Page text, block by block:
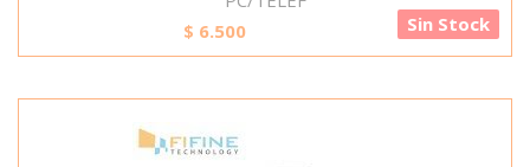
$ 6.500 Sin Stock